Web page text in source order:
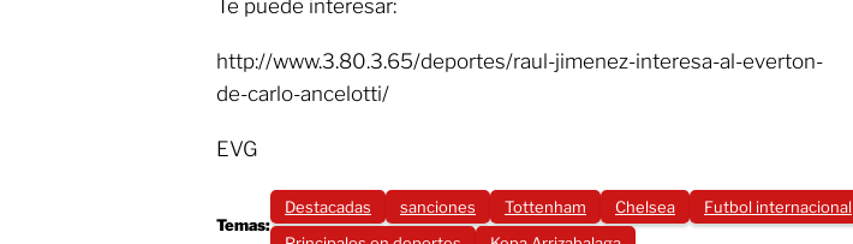
Te puede interesar:
http://www.3.80.3.65/deportes/raul-jimenez-interesa-al-everton-
de-carlo-ancelotti/
EVG
Temas:
Destacadas sanciones Tottenham Chelsea
Futbol internacional